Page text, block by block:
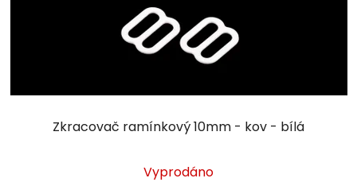
Zkracovač ramínkový 10mm - kov - bílá
Vyprodáno